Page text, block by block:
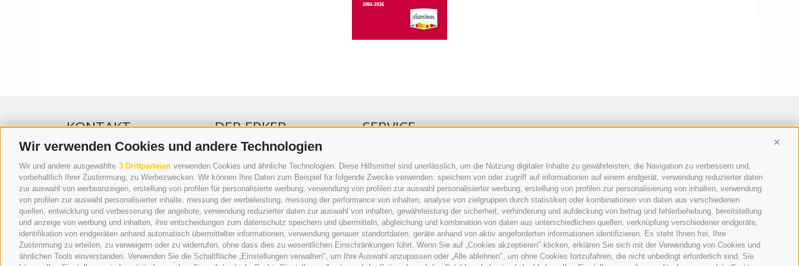
Wir verwenden Cookies und andere Technologien
Wir und andere ausgewählte 3 Drittparteien verwenden Cookies und ähnliche Technologien. Diese Hilfsmittel sind unerlässlich, um die Nutzung digitaler Inhalte zu gewährleisten, die Navigation zu verbessern und,
vorbehaltlich Ihrer Zustimmung, zu Werbezwecken. Wir können Ihre Daten zum Beispiel für folgende Zwecke verwenden: speichern von oder zugriff auf informationen auf einem endgerät, verwendung reduzierter daten
zur auswahl von werbeanzeigen, erstellung von profilen für personalisierte werbung, verwendung von profilen zur auswahl personalisierter werbung, erstellung von profilen zur personalisierung von inhalten, verwendung
von profilen zur auswahl personalisierter inhalte, messung der werbeleistung, messung der performance von inhalten, analyse von zielgruppen durch statistiken oder kombinationen von daten aus verschiedenen
quellen, entwicklung und verbesserung der angebote, verwendung reduzierter daten zur auswahl von inhalten, gewährleistung der sicherheit, verhinderung und aufdeckung von betrug und fehlerbehebung, bereitstellung
und anzeige von werbung und inhalten, ihre entscheidungen zum datenschutz speichern und übermitteln, abgleichung und kombination von daten aus unterschiedlichen quellen, verknüpfung verschiedener endgeräte,
identifikation von endgeräten anhand automatisch übermittelter informationen, verwendung genauer standortdaten, geräte anhand von aktiv angeforderten informationen identifizieren. Es steht Ihnen frei, Ihre
Zustimmung zu erteilen, zu verweigern oder zu widerrufen, ohne dass dies zu wesentlichen Einschränkungen führt. Wenn Sie auf „Cookies akzeptieren" klicken, erklären Sie sich mit der Verwendung von Cookies und
ähnlichen Tools einverstanden. Verwenden Sie die Schaltfläche „Einstellungen verwalten", um Ihre Auswahl anzupassen oder „Alle ablehnen", um ohne Cookies fortzufahren, die nicht unbedingt erforderlich sind. Sie
KONTAKT
WIPP-MEDIA GMBH
DER ERKER
NEUSTADT 20A
I-39049 STERZING
TEL.: +39 0472 766876
GRAFIK@DERERKER.IT
INFO@DERERKER.IT
DER ERKER
WERBEN IM ERKER
ONLINE-WERBUNG
SEPA-DAUERAUFTRAG
REGELN LESERKOMMENTARE
ONLINE VOTING
SERVICE
VERANSTALTUNGSKALENDER
KLEINANZEIGER
NÜTZLICHE LINKS
WETTER
WEBCAM
VIDEOS
TRAUER